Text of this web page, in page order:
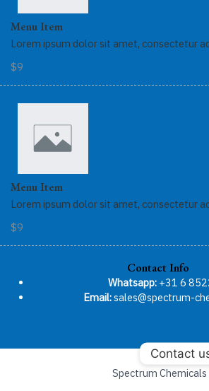
Menu Item
Lorem ipsum dolor sit amet, consectetur
$9
Menu Item
Lorem ipsum dolor sit amet, consectetur
$9
Contact Info
Whatsapp:+31 6
Email:sales@spectrum-
Spectrum Chemicals
Contact